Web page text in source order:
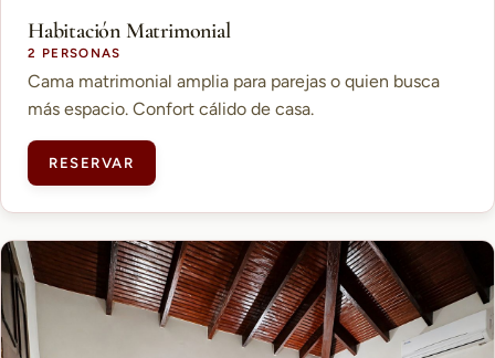
Habitación Matrimonial
2 PERSONAS
Cama matrimonial amplia para parejas o quien busca
más espacio. Confort cálido de casa.
RESERVAR